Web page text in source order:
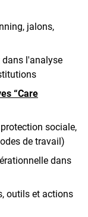
jalons,
dans l'analyse
“Care
sociale,
de travail)
dans
outils et actions